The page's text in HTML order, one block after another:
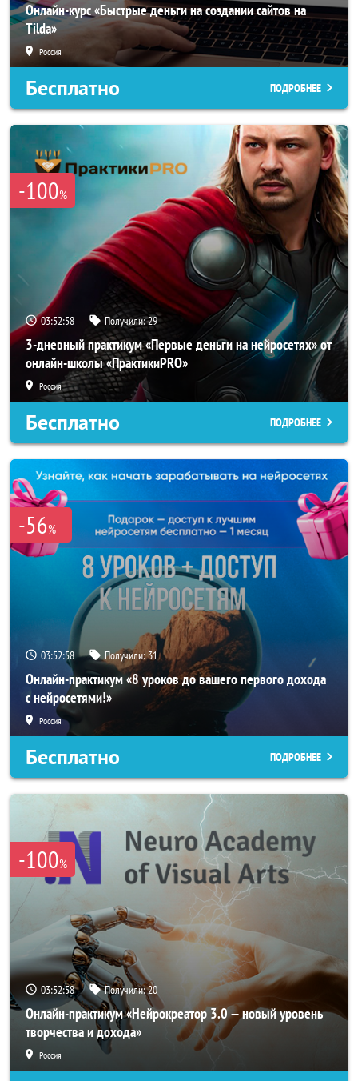
Онлайн-курс «Быстрые деньги на создании сайтов на
Tilda»
Россия
Бесплатно ПОДРОБНЕЕ
-100%
03:52:56 Получили:29
3-дневный практикум «Первые деньги на нейросетях» от
онлайн-школы «ПрактикиPRO»
Россия
Бесплатно ПОДРОБНЕЕ
-56%
03:52:56 Получили:31
Онлайн-практикум «8 уроков до вашего первого дохода
с нейросетями!»
Россия
Бесплатно ПОДРОБНЕЕ
-100%
03:52:56 Получили:20
Онлайн-практикум «Нейрокреатор 3.0 — новый уровень
творчества и дохода»
Россия